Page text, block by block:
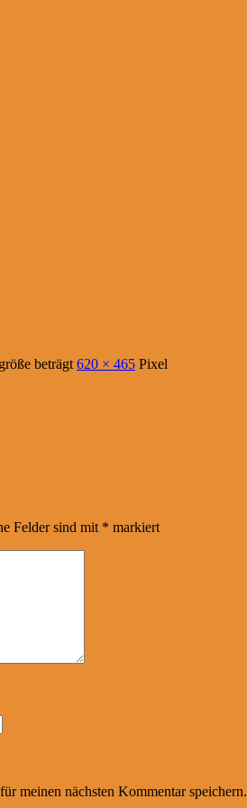
beträgt 620 × 465 Pixel
Felder sind mit * markiert
meinen nächsten Kommentar speichern.